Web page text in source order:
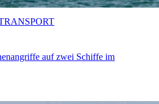
auf zwei Schiffe im